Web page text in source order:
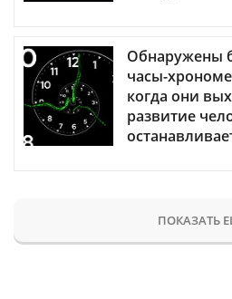
Обнаружены
часы-
когда они
развитие
ПОКАЗАТЬ